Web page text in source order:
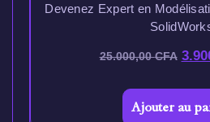
Devenez Expert en
25.000,00CFA
Ajouter au